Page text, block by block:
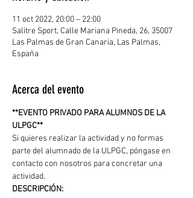
11 oct 2022, 20:00 – 22:00
Salitre Sport, Calle Mariana Pineda, 26, 35007
Las Palmas de Gran Canaria, Las Palmas,
España
Acerca del evento
**EVENTO PRIVADO PARA ALUMNOS DE LA
ULPGC**
Si quieres realizar la actividad y no formas
parte del alumnado de la ULPGC, póngase en
contacto con nosotros para concretar una
actividad.
DESCRIPCIÓN: